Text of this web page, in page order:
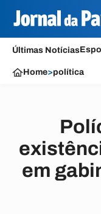
Últimas Notícias
Home>política
em